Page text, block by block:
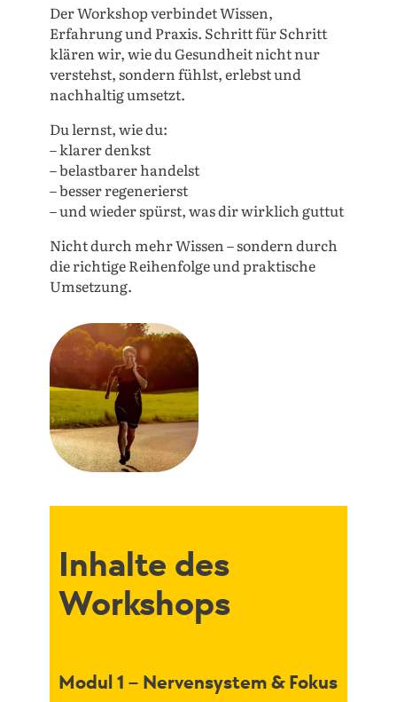
Der Workshop verbindet Wissen,
Erfahrung und Praxis. Schritt für Schritt
klären wir, wie du Gesundheit nicht nur
verstehst, sondern fühlst, erlebst und
nachhaltig umsetzt.
Du lernst, wie du:
– klarer denkst
– belastbarer handelst
– besser regenerierst
– und wieder spürst, was dir wirklich guttut
Nicht durch mehr Wissen – sondern durch
die richtige Reihenfolge und praktische
Umsetzung.
Inhalte des
Workshops
Modul 1 – Nervensystem & Fokus